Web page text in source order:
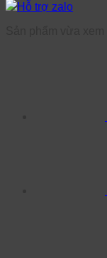
Hỗ trợ zalo